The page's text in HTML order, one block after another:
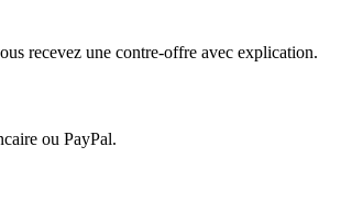
recevez une contre-offre avec explication.
ou PayPal.